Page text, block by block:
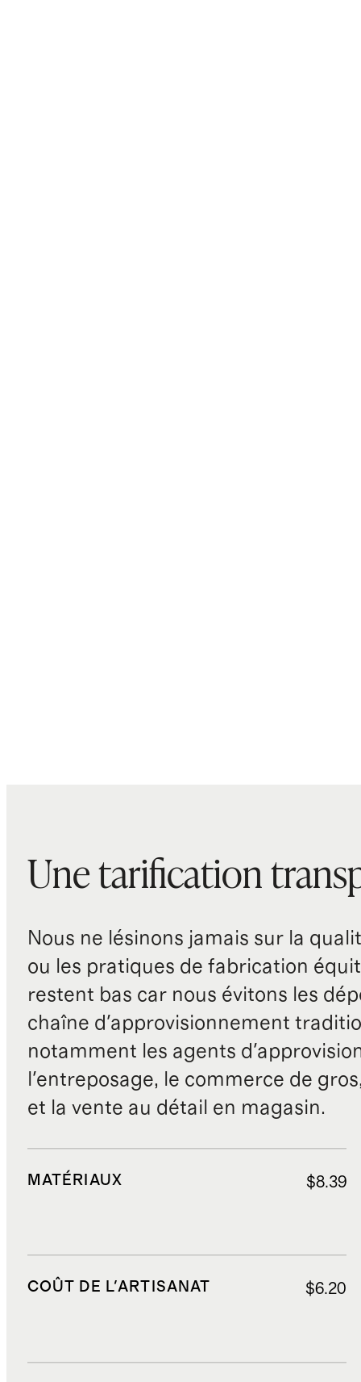
Une tarification
Nous ne lésinons jamais sur la
ou les pratiques de fabrication
restent bas car nous évitons les
chaîne d'approvisionnement
notamment les agents
l'entreposage, le commerce de
et la vente au détail en magasin.
MATÉRIAUX $8.39
COÛT DE L'ARTISANAT $6.20